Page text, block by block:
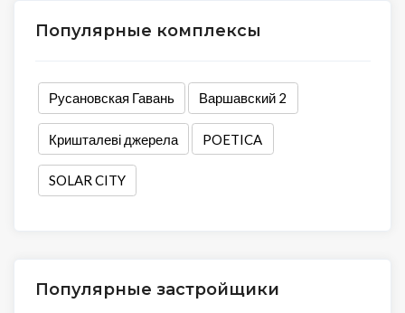
Популярные комплексы
Русановская Гавань Варшавский 2
Кришталеві джерела POETICA
SOLAR CITY
Популярные застройщики